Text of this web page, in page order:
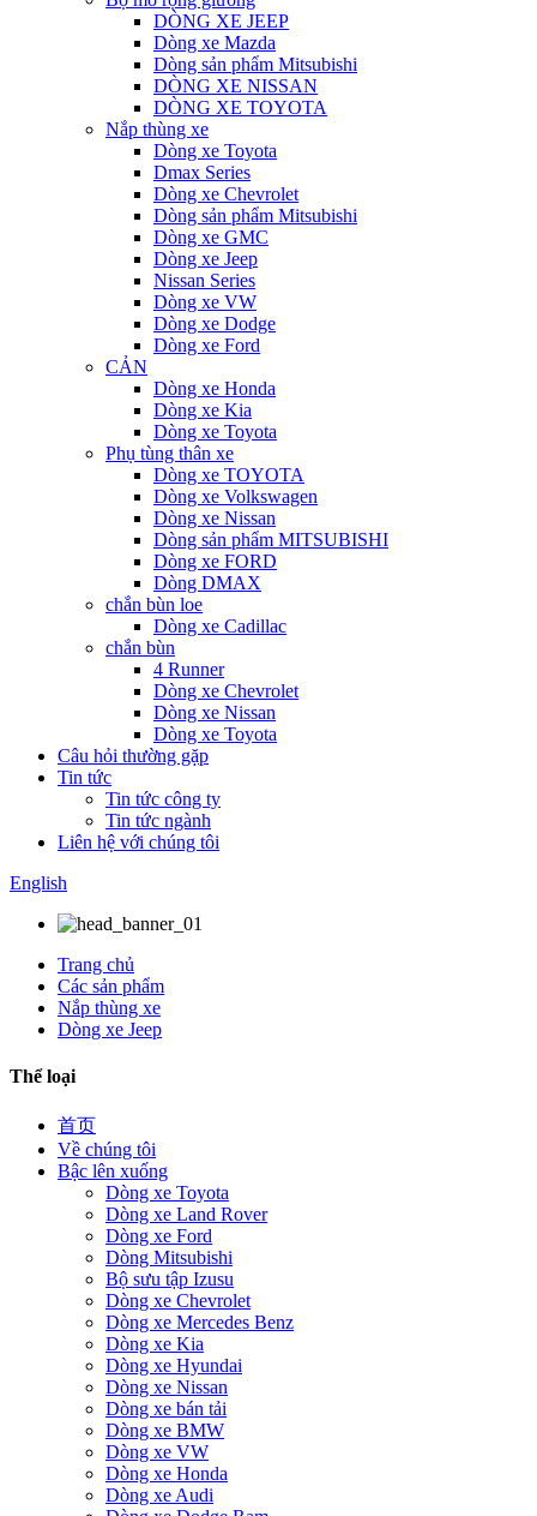
DÒNG XE JEEP
Dòng xe Mazda
Dòng sản phẩm Mitsubishi
DÒNG XE NISSAN
DÒNG XE TOYOTA
Nắp thùng xe
Dòng xe Toyota
Dmax Series
Dòng xe Chevrolet
Dòng sản phẩm Mitsubishi
Dòng xe GMC
Dòng xe Jeep
Nissan Series
Dòng xe VW
Dòng xe Dodge
Dòng xe Ford
CẢN
Dòng xe Honda
Dòng xe Kia
Dòng xe Toyota
Phụ tùng thân xe
Dòng xe TOYOTA
Dòng xe Volkswagen
Dòng xe Nissan
Dòng sản phẩm MITSUBISHI
Dòng xe FORD
Dòng DMAX
chắn bùn loe
Dòng xe Cadillac
chắn bùn
4 Runner
Dòng xe Chevrolet
Dòng xe Nissan
Dòng xe Toyota
Câu hỏi thường gặp
Tin tức
Tin tức công ty
Tin tức ngành
Liên hệ với chúng tôi
English
Trang chủ
Các sản phẩm
Nắp thùng xe
Dòng xe Jeep
Thể loại
首页
Về chúng tôi
Bậc lên xuống
Dòng xe Toyota
Dòng xe Land Rover
Dòng xe Ford
Dòng Mitsubishi
Bộ sưu tập Izusu
Dòng xe Chevrolet
Dòng xe Mercedes Benz
Dòng xe Kia
Dòng xe Hyundai
Dòng xe Nissan
Dòng xe bán tải
Dòng xe BMW
Dòng xe VW
Dòng xe Honda
Dòng xe Audi